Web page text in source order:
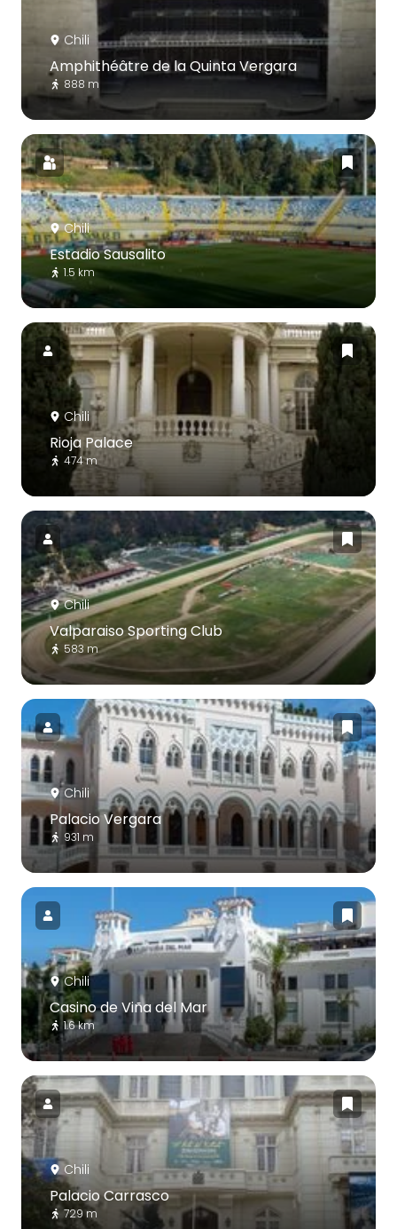
Chili
Amphithéâtre de la Quinta Vergara
888 m
Chili
Estadio Sausalito
1.5 km
Chili
Rioja Palace
474 m
Chili
Valparaiso Sporting Club
583 m
Chili
Palacio Vergara
931 m
Chili
Casino de Viña del Mar
1.6 km
Chili
Palacio Carrasco
729 m